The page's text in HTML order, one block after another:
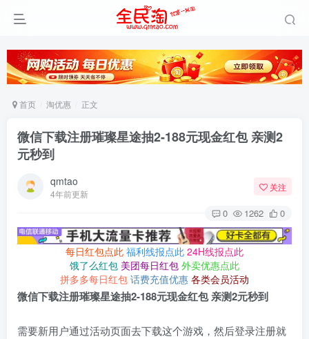
首页 淘优惠 正文
微信下载注册璀璨星途抽2-188元现金红包 亲测2
元秒到
qmtao
4年前更新
关注
0 1262 0
每日红包点此 福利线报点此 24H线报点此
饿了么红包 美团每日红包 外卖优惠点此
拼多多每日红包 话费充值优惠 各类会员活动
微信下载注册璀璨星途抽2-188元现金红包 亲测2元秒到
需要新用户通过活动页面去下载这个游戏，然后登录注册就